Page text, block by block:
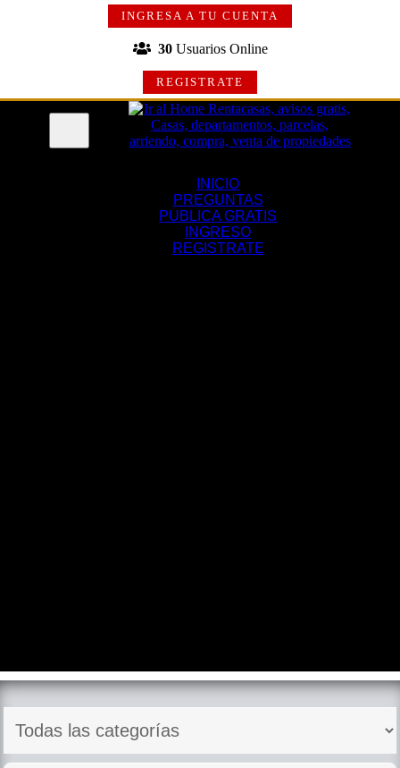
INGRESA A TU CUENTA
30Usuarios Online
REGISTRATE
INICIO
PREGUNTAS
PUBLICA GRATIS
INGRESO
REGISTRATE